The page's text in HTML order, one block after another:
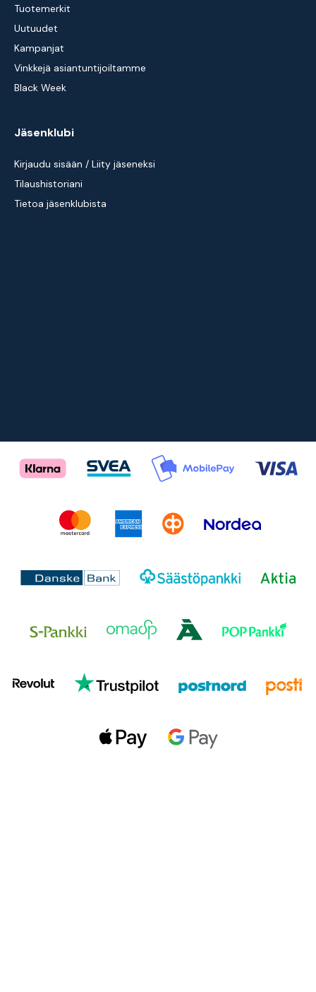
Tuotemerkit
Uutuudet
Kampanjat
Vinkkejä asiantuntijoiltamme
Black Week
Jäsenklubi
Kirjaudu sisään / Liity jäseneksi
Tilaushistoriani
Tietoa jäsenklubista